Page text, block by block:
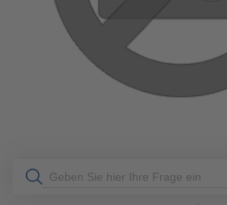
Geben Sie hier Ihre Frage ein